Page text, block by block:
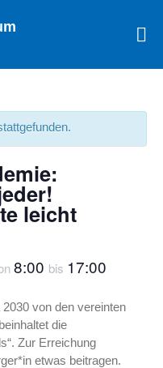
der Zukunft
Informationen
Regionalzentren OWL
leicht
8:00 bis 17:00
von den vereinten
die
Zur Erreichung
etwas beitragen.